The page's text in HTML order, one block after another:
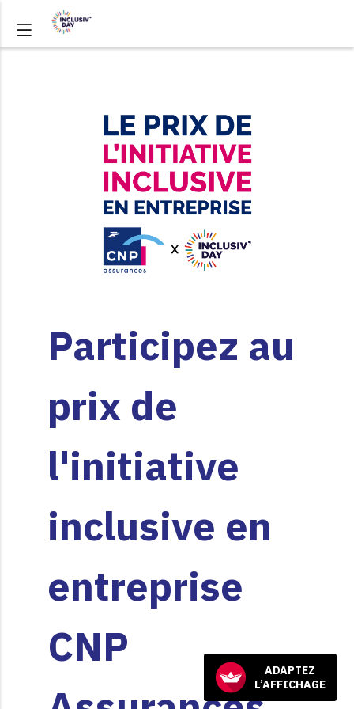
Participez au
prix de
l'initiative
inclusive en
entreprise
CNP
ADAPTEZ
L’AFFICHAGE